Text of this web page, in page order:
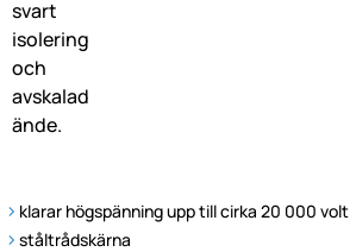
klarar högspänning upp till cirka 20 000 volt
ståltrådskärna